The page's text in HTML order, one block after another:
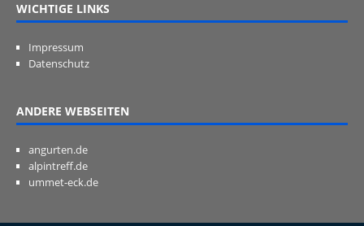
WICHTIGE LINKS
Impressum
Datenschutz
ANDERE WEBSEITEN
angurten.de
alpintreff.de
ummet-eck.de